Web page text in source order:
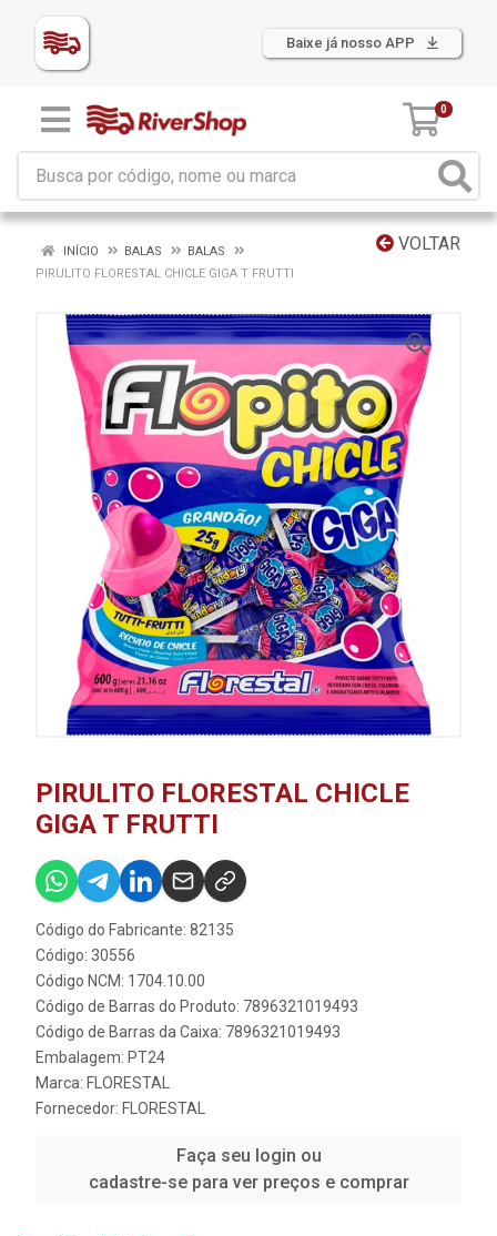
Baixe já nosso APP
0
VOLTAR
INÍCIO BALAS
BALAS
PIRULITO FLORESTAL CHICLE GIGA T FRUTTI
PIRULITO FLORESTAL CHICLE
GIGA T FRUTTI
Código do Fabricante: 82135
Código: 30556
Código NCM: 1704.10.00
Código de Barras do Produto: 7896321019493
Código de Barras da Caixa: 7896321019493
Embalagem: PT24
Marca: FLORESTAL
Fornecedor: FLORESTAL
Faça seu login ou
cadastre-se para ver preços e comprar